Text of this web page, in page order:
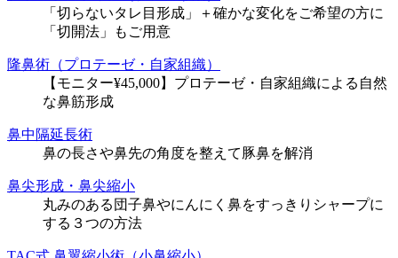
「切らないタレ目形成」＋確かな変化をご希望の方に
「切開法」もご用意
隆鼻術（プロテーゼ・自家組織）
【モニター¥45,000】プロテーゼ・自家組織による自然
な鼻筋形成
鼻中隔延長術
鼻の長さや鼻先の角度を整えて豚鼻を解消
鼻尖形成・鼻尖縮小
丸みのある団子鼻やにんにく鼻をすっきりシャープに
する３つの方法